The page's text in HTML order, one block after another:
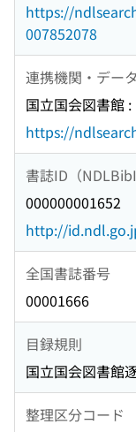
https://
007852078
連携機関・デー
国立国会図書館
https://
書誌ID（
000000001652
http://
全国書誌番号
00001666
目録規則
国立国会図書館
整理区分コード